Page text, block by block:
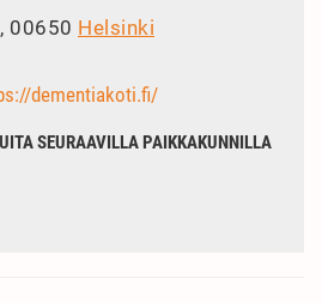
00650 Helsinki
dementiakoti.fi/
SEURAAVILLA PAIKKAKUNNILLA